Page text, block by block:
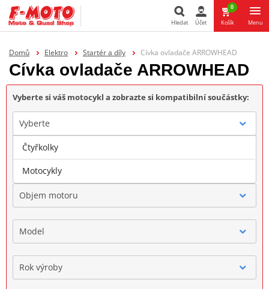
Hledat
Hledat Účet
0
Košík Menu
Domů Elektro Startér a díly Cívka ovladače ARROWHEAD
Cívka ovladače ARROWHEAD
Vyberte si váš motocykl a zobrazte si kompatibilní součástky:
Vyberte
Značka
Objem motoru
Model
Rok výroby
Čtyřkolky
Motocykly